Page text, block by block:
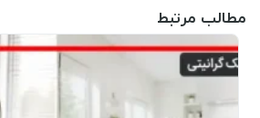
مطالب مرتبط